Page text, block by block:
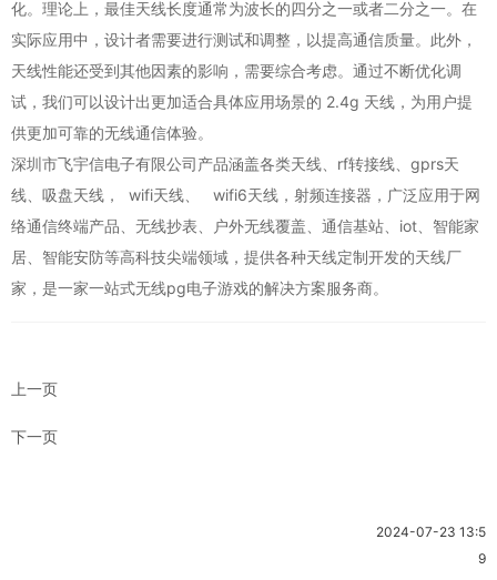
化。理论上，最佳天线长度通常为波长的四分之一或者二分之一。在
实际应用中，设计者需要进行测试和调整，以提高通信质量。此外，
天线性能还受到其他因素的影响，需要综合考虑。通过不断优化调
试，我们可以设计出更加适合具体应用场景的 2.4g 天线，为用户提
供更加可靠的无线通信体验。
深圳市飞宇信电子有限公司产品涵盖各类天线、rf转接线、gprs天
线、吸盘天线， wifi天线、 wifi6天线，射频连接器，广泛应用于网
络通信终端产品、无线抄表、户外无线覆盖、通信基站、iot、智能家
居、智能安防等高科技尖端领域，提供各种天线定制开发的天线厂
家，是一家一站式无线pg电子游戏的解决方案服务商。
上一页
下一页
2024-07-23 13:5
9